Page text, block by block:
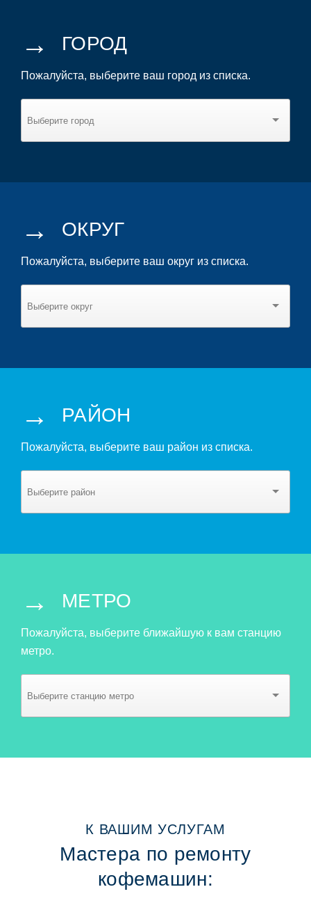
→ ГОРОД
Пожалуйста, выберите ваш город из списка.
→ ОКРУГ
Пожалуйста, выберите ваш округ из списка.
→ РАЙОН
Пожалуйста, выберите ваш район из списка.
→ МЕТРО
Пожалуйста, выберите ближайшую к вам станцию
метро.
К ВАШИМ УСЛУГАМ
Мастера по ремонту
кофемашин: